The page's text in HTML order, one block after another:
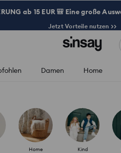
ab 15 EUR 🎒 Eine große
Jetzt Vorteile nutzen >>
Damen Home
Home Kind